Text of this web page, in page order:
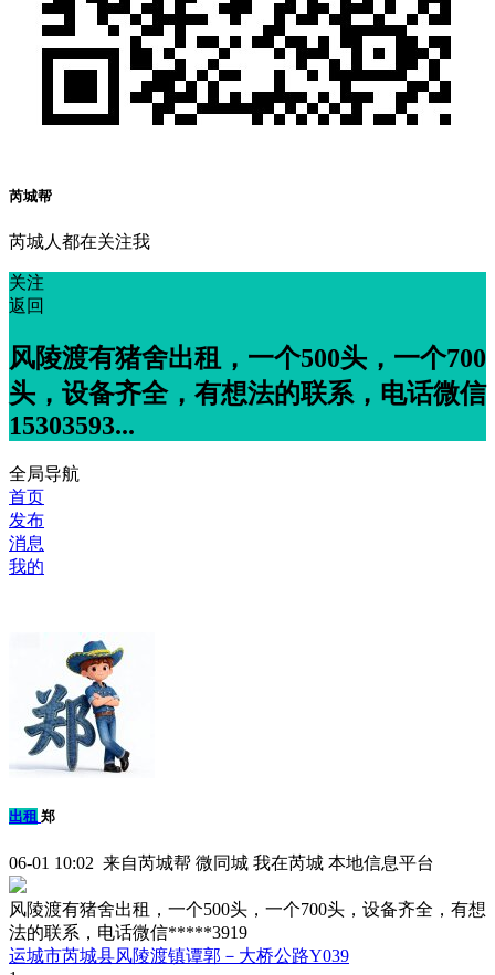
芮城帮
芮城人都在关注我
关注
返回
风陵渡有猪舍出租，一个500头，一个700
头，设备齐全，有想法的联系，电话微信
15303593...
全局导航
首页
发布
消息
我的
出租 郑
06-01 10:02 来自芮城帮 微同城 我在芮城 本地信息平台
风陵渡有猪舍出租，一个500头，一个700头，设备齐全，有想
法的联系，电话微信*****3919
运城市芮城县风陵渡镇谭郭－大桥公路Y039